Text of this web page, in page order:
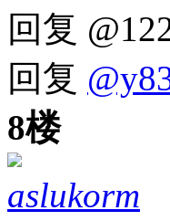
回复
回复
8楼
aslukorm